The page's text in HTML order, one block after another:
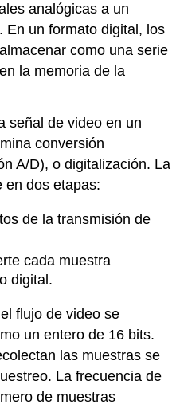
analógicas a un
En un formato digital, los
como una serie
la memoria de la
señal de video en un
conversión
A/D), o digitalización. La
en dos etapas:
de la transmisión de
cada muestra
digital.
flujo de video se
un entero de 16 bits.
las muestras se
La frecuencia de
de muestras